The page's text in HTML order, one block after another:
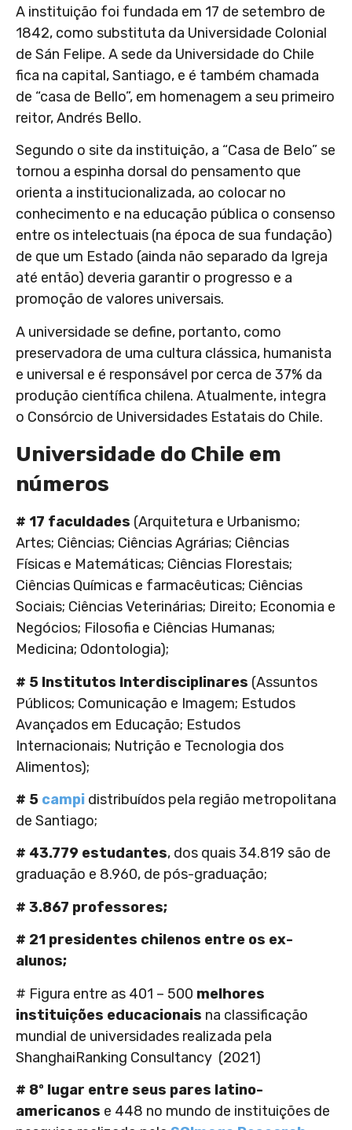
A instituição foi fundada em 17 de setembro de
1842, como substituta da Universidade Colonial
de Sán Felipe. A sede da Universidade do Chile
fica na capital, Santiago, e é também chamada
de “casa de Bello”, em homenagem a seu primeiro
reitor, Andrés Bello.
Segundo o site da instituição, a “Casa de Belo” se
tornou a espinha dorsal do pensamento que
orienta a institucionalizada, ao colocar no
conhecimento e na educação pública o consenso
entre os intelectuais (na época de sua fundação)
de que um Estado (ainda não separado da Igreja
até então) deveria garantir o progresso e a
promoção de valores universais.
A universidade se define, portanto, como
preservadora de uma cultura clássica, humanista
e universal e é responsável por cerca de 37% da
produção científica chilena. Atualmente, integra
o Consórcio de Universidades Estatais do Chile.
Universidade do Chile em
números
# 17 faculdades (Arquitetura e Urbanismo;
Artes; Ciências; Ciências Agrárias; Ciências
Físicas e Matemáticas; Ciências Florestais;
Ciências Químicas e farmacêuticas; Ciências
Sociais; Ciências Veterinárias; Direito; Economia e
Negócios; Filosofia e Ciências Humanas;
Medicina; Odontologia);
# 5 Institutos Interdisciplinares (Assuntos
Públicos; Comunicação e Imagem; Estudos
Avançados em Educação; Estudos
Internacionais; Nutrição e Tecnologia dos
Alimentos);
# 5 campi distribuídos pela região metropolitana
de Santiago;
# 43.779 estudantes, dos quais 34.819 são de
graduação e 8.960, de pós-graduação;
# 3.867 professores;
# 21 presidentes chilenos entre os ex-
alunos;
# Figura entre as 401 – 500 melhores
instituições educacionais na classificação
mundial de universidades realizada pela
ShanghaiRanking Consultancy (2021)
# 8º lugar entre seus pares latino-
americanos e 448 no mundo de instituições de